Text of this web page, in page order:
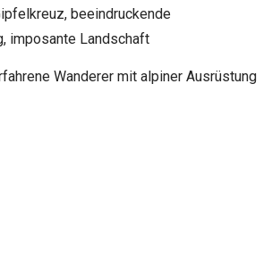
beeindruckende
imposante Landschaft
Wanderer mit alpiner Ausrüstung